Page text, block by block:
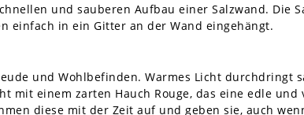
und sauberen Aufbau einer Salzwand. Die
einfach in ein Gitter an der Wand eingehängt.
und Wohlbefinden. Warmes Licht durchdringt
einem zarten Hauch Rouge, das eine edle und
diese mit der Zeit auf und geben sie, auch